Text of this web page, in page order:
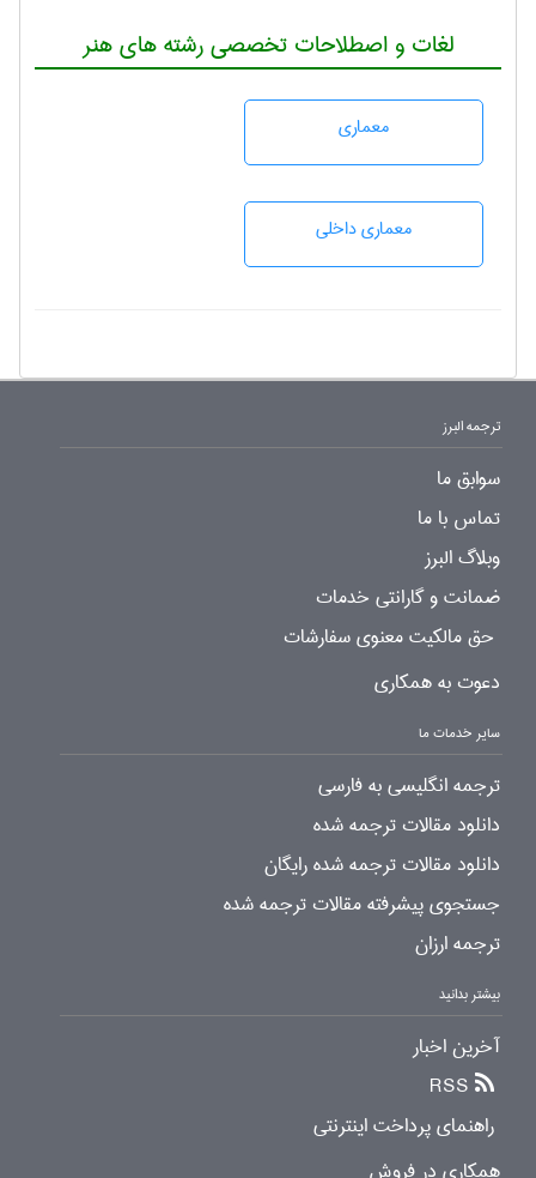
لغات و اصطلاحات تخصصی رشته های هنر
معماری
معماری داخلی
ترجمه البرز
سوابق ما
تماس با ما
وبلاگ البرز
ضمانت و گارانتی خدمات
حق مالکیت معنوی سفارشات
دعوت به همکاری
سایر خدمات ما
ترجمه انگلیسی به فارسی
دانلود مقالات ترجمه شده
دانلود مقالات ترجمه شده رایگان
جستجوی پیشرفته مقالات ترجمه شده
ترجمه ارزان
بیشتر بدانید
آخرین اخبار
RSS
راهنمای پرداخت اینترنتی